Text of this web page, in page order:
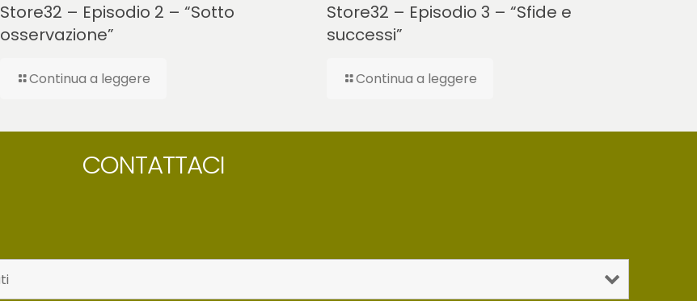
Store32 – Episodio 2 – “Sotto
osservazione”
Continua a leggere
Store32 – Episodio 3 – “Sfide e
successi”
Continua a leggere
CONTATTACI